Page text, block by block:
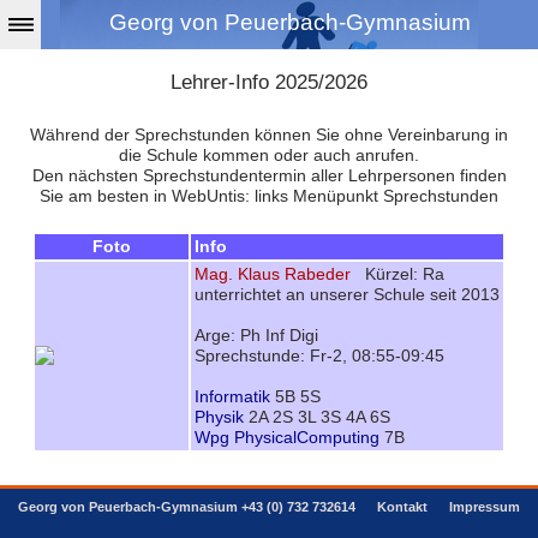
Georg von Peuerbach-Gymnasium
Lehrer-Info 2025/2026
Während der Sprechstunden können Sie ohne Vereinbarung in
die Schule kommen oder auch anrufen.
Den nächsten Sprechstundentermin aller Lehrpersonen finden
Sie am besten in WebUntis: links Menüpunkt Sprechstunden
Foto
Info
Mag. Klaus Rabeder
Kürzel: Ra
unterrichtet an unserer Schule seit 2013
Arge: Ph Inf Digi
Sprechstunde: Fr-2, 08:55-09:45
Informatik5B 5S
Physik2A 2S 3L 3S 4A 6S
Wpg PhysicalComputing 7B
Georg von Peuerbach-Gymnasium +43 (0) 732 732614 Kontakt Impressum